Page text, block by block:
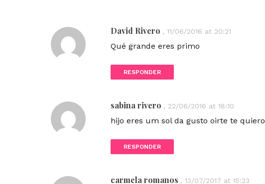
David Rivero , 11/06/2016 at 20:21
Qué grande eres primo
RESPONDER
sabina rivero , 22/06/2016 at 18:10
hijo eres um sol da gusto oirte te quiero
RESPONDER
carmela romanos , 13/07/2017 at 15:23